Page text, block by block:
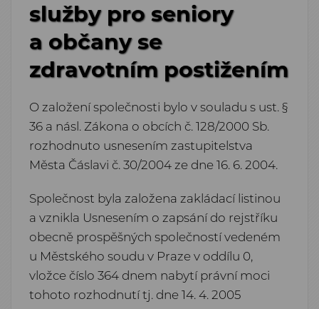
služby pro seniory
a občany se
zdravotním postižením
O založení společnosti bylo v souladu s ust. §
36 a násl. Zákona o obcích č. 128/2000 Sb.
rozhodnuto usnesením zastupitelstva
Města Čáslavi č. 30/2004 ze dne 16. 6. 2004.
Společnost byla založena zakládací listinou
a vznikla Usnesením o zapsání do rejstříku
obecně prospěšných společností vedeném
u Městského soudu v Praze v oddílu 0,
vložce číslo 364 dnem nabytí právní moci
tohoto rozhodnutí tj. dne 14. 4. 2005